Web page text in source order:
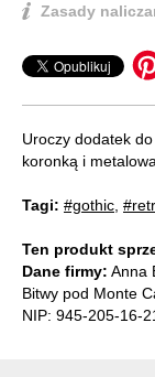
Zasady
Uroczy dodatek
koronką i
Tagi: #gothic
Ten produkt
Dane firmy: Anna
Bitwy pod Monte
NIP: 945-205-16-